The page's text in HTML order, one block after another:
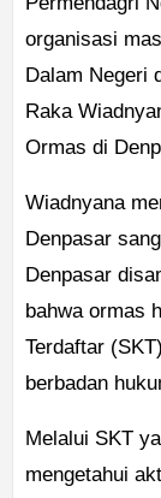
organisasi
Dalam Negeri
Raka
Ormas di
Wiadnyana
Denpasar
Denpasar
bahwa ormas
Terdaftar
berbadan
Melalui SKT
mengetahui